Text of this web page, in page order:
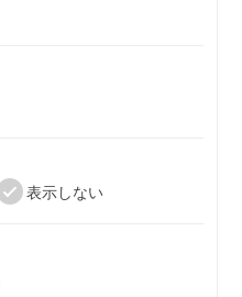
表示しない